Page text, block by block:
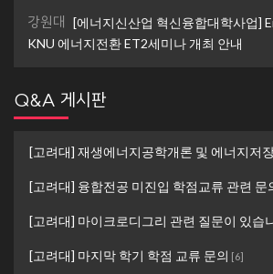
강원대 [에너지신산업 혁신융합대학사업]
KNU 에너지전환 ET2세미나 개최 안내
Q&A 게시판
[고려대] 재생에너지공학개론 및 에너지저
[고려대] 융합전공 미진입 학점교류 관련 문
[고려대] 마이크로디그리 관련 질문이 있습
[고려대] 마지막 학기 학점 교류 문의 [6]